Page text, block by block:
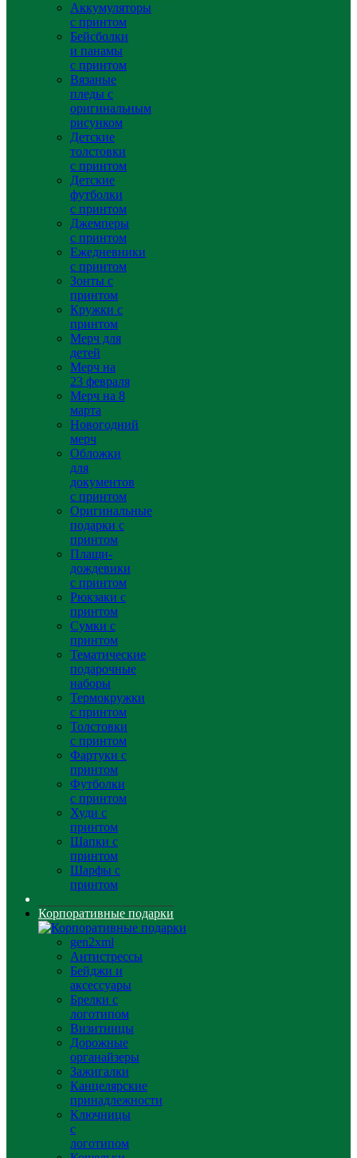
Аккумуляторы
с принтом
Бейсболки
и панамы
с принтом
Вязаные
пледы с
оригинальным
рисунком
Детские
толстовки
с принтом
Детские
футболки
с принтом
Джемперы
с принтом
Ежедневники
с принтом
Зонты с
принтом
Кружки с
принтом
Мерч для
детей
Мерч на
23 февраля
Мерч на 8
марта
Новогодний
мерч
Обложки
для
документов
с принтом
Оригинальные
подарки с
принтом
Плащи-
дождевики
с принтом
Рюкзаки с
принтом
Сумки с
принтом
Тематические
подарочные
наборы
Термокружки
с принтом
Толстовки
с принтом
Фартуки с
принтом
Футболки
с принтом
Худи с
принтом
Шапки с
принтом
Шарфы с
принтом
Корпоративные подарки
gen2xml
Антистрессы
Бейджи и
аксессуары
Брелки с
логотипом
Визитницы
Дорожные
органайзеры
Зажигалки
Канцелярские
принадлежности
Ключницы
с
логотипом